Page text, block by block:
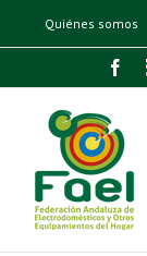
Quiénes somos